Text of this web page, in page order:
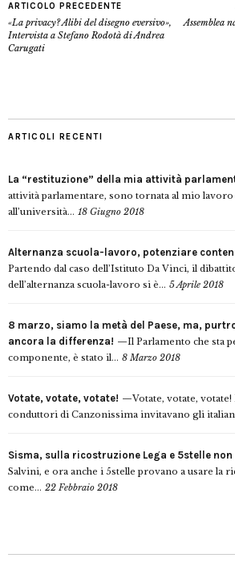
ARTICOLO PRECEDENTE
«La privacy? Alibi del disegno eversivo»,
Intervista a Stefano Rodotà di Andrea
Carugati
Assemblea
ARTICOLI RECENTI
La “restituzione” della mia attività
attività parlamentare, sono tornata al mio
all’università... 18 Giugno 2018
Alternanza scuola-lavoro, potenziare
Partendo dal caso dell’Istituto Da Vinci, il
dell’alternanza scuola-lavoro si è... 5 Aprile 2018
8 marzo, siamo la metà del Paese, ma,
ancora la differenza!
Il Parlamento che sta
componente, è stato il... 8 Marzo 2018
Votate, votate, votate!
Votate, votate,
conduttori di Canzonissima invitavano gli
Sisma, sulla ricostruzione Lega e 5stelle
Salvini, e ora anche i 5stelle provano a usare la
come... 22 Febbraio 2018